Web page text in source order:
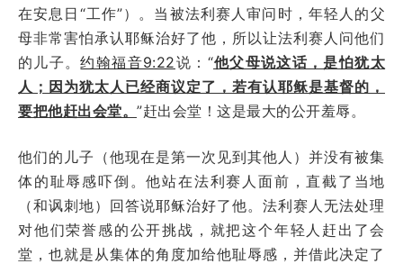
在安息日“工作”）。当被法利赛人审问时，年轻人的父
母非常害怕承认耶稣治好了他，所以让法利赛人问他们
的儿子。约翰福音9:22说：“他父母说这话，是怕犹太
人；因为犹太人已经商议定了，若有认耶稣是基督的，
要把他赶出会堂。 ”赶出会堂！这是最大的公开羞辱。
他们的儿子（他现在是第一次见到其他人）并没有被集
体的耻辱感吓倒。他站在法利赛人面前，直截了当地
（和讽刺地）回答说耶稣治好了他。法利赛人无法处理
对他们荣誉感的公开挑战，就把这个年轻人赶出了会
堂，也就是从集体的角度加给他耻辱感，并借此决定了